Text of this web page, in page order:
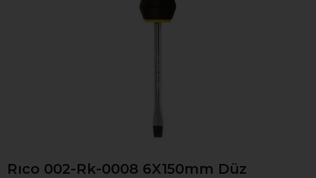
Rıco 002-Rk-0008 6X150mm Düz